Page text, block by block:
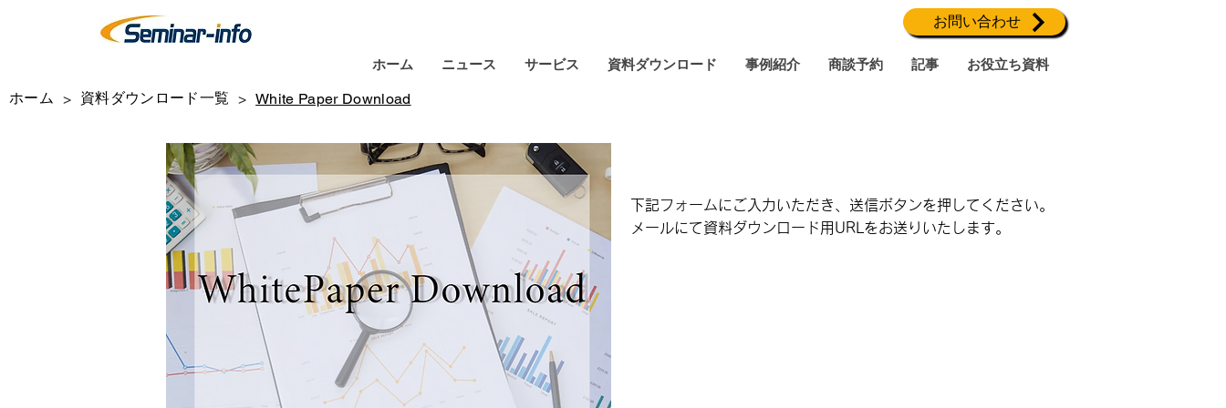
お問い合わせ
ホーム ニュース サービス 資料ダウンロード 事例紹介 商談予約 記事
​お役立ち資料
ホーム
> 資料ダウンロード一覧 > White Paper Download
下記フォームにご入力いただき、送信ボタンを押してください。
メールにて資料ダウンロード用URLをお送りいたします。